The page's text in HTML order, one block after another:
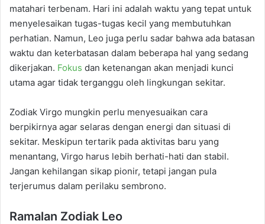
matahari terbenam. Hari ini adalah waktu yang tepat untuk
menyelesaikan tugas-tugas kecil yang membutuhkan
perhatian. Namun, Leo juga perlu sadar bahwa ada batasan
waktu dan keterbatasan dalam beberapa hal yang sedang
dikerjakan. Fokus dan ketenangan akan menjadi kunci
utama agar tidak terganggu oleh lingkungan sekitar.
Zodiak Virgo mungkin perlu menyesuaikan cara
berpikirnya agar selaras dengan energi dan situasi di
sekitar. Meskipun tertarik pada aktivitas baru yang
menantang, Virgo harus lebih berhati-hati dan stabil.
Jangan kehilangan sikap pionir, tetapi jangan pula
terjerumus dalam perilaku sembrono.
Ramalan Zodiak Leo